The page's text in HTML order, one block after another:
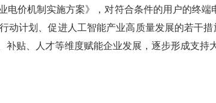
价机制实施方案》，对符合条件的用户的终端
计划、促进人工智能产业高质量发展的若干
贴、人才等维度赋能企业发展，逐步形成支持